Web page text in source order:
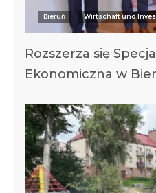
Bieruń Wirtschaft und
Rozszerza się
Ekonomiczna w